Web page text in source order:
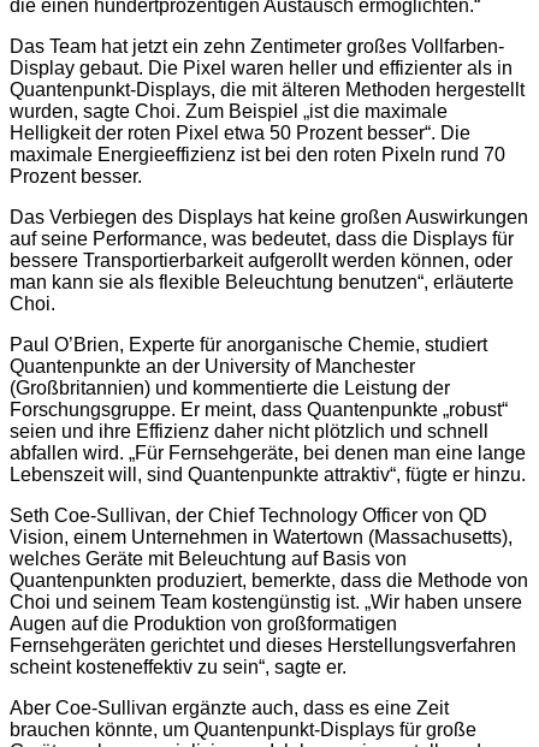
die einen hundertprozentigen Austausch ermöglichten.“
Das Team hat jetzt ein zehn Zentimeter großes Vollfarben-
Display gebaut. Die Pixel waren heller und effizienter als in
Quantenpunkt-Displays, die mit älteren Methoden hergestellt
wurden, sagte Choi. Zum Beispiel „ist die maximale
Helligkeit der roten Pixel etwa 50 Prozent besser“. Die
maximale Energieeffizienz ist bei den roten Pixeln rund 70
Prozent besser.
Das Verbiegen des Displays hat keine großen Auswirkungen
auf seine Performance, was bedeutet, dass die Displays für
bessere Transportierbarkeit aufgerollt werden können, oder
man kann sie als flexible Beleuchtung benutzen“, erläuterte
Choi.
Paul O’Brien, Experte für anorganische Chemie, studiert
Quantenpunkte an der University of Manchester
(Großbritannien) und kommentierte die Leistung der
Forschungsgruppe. Er meint, dass Quantenpunkte „robust“
seien und ihre Effizienz daher nicht plötzlich und schnell
abfallen wird. „Für Fernsehgeräte, bei denen man eine lange
Lebenszeit will, sind Quantenpunkte attraktiv“, fügte er hinzu.
Seth Coe-Sullivan, der Chief Technology Officer von QD
Vision, einem Unternehmen in Watertown (Massachusetts),
welches Geräte mit Beleuchtung auf Basis von
Quantenpunkten produziert, bemerkte, dass die Methode von
Choi und seinem Team kostengünstig ist. „Wir haben unsere
Augen auf die Produktion von großformatigen
Fernsehgeräten gerichtet und dieses Herstellungsverfahren
scheint kosteneffektiv zu sein“, sagte er.
Aber Coe-Sullivan ergänzte auch, dass es eine Zeit
brauchen könnte, um Quantenpunkt-Displays für große